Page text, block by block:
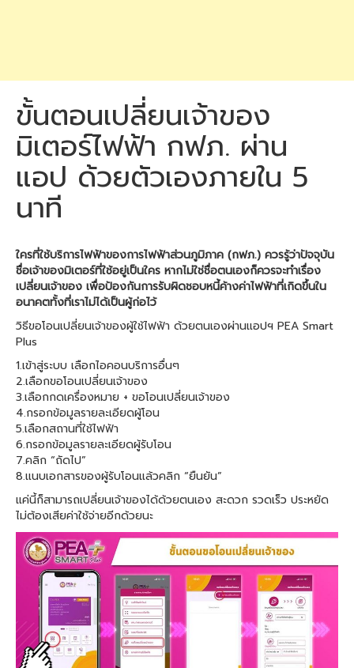
ขั้นตอนเปลี่ยนเจ้าของ
มิเตอร์ไฟฟ้า กฟภ. ผ่าน
แอป ด้วยตัวเองภายใน 5
นาที
ใครที่ใช้บริการไฟฟ้าของการไฟฟ้าส่วนภูมิภาค (กฟภ.) ควรรู้ว่าปัจจุบัน
ชื่อเจ้าของมิเตอร์ที่ใช้อยู่เป็นใคร หากไม่ใช่ชื่อตนเองก็ควรจะทำเรื่อง
เปลี่ยนเจ้าของ เพื่อป้องกันการรับผิดชอบหนี้ค้างค่าไฟฟ้าที่เกิดขึ้นใน
อนาคตทั้งที่เราไม่ได้เป็นผู้ก่อไว้
วิธีขอโอนเปลี่ยนเจ้าของผู้ใช้ไฟฟ้า ด้วยตนเองผ่านแอปฯ PEA Smart
Plus
1.เข้าสู่ระบบ เลือกไอคอนบริการอื่นๆ
2.เลือกขอโอนเปลี่ยนเจ้าของ
3.เลือกกดเครื่องหมาย + ขอโอนเปลี่ยนเจ้าของ
4.กรอกข้อมูลรายละเอียดผู้โอน
5.เลือกสถานที่ใช้ไฟฟ้า
6.กรอกข้อมูลรายละเอียดผู้รับโอน
7.คลิก “ถัดไป”
8.แนบเอกสารของผู้รับโอนแล้วคลิก “ยืนยัน”
แค่นี้ก็สามารถเปลี่ยนเจ้าของได้ด้วยตนเอง สะดวก รวดเร็ว ประหยัด
ไม่ต้องเสียค่าใช้จ่ายอีกด้วยนะ